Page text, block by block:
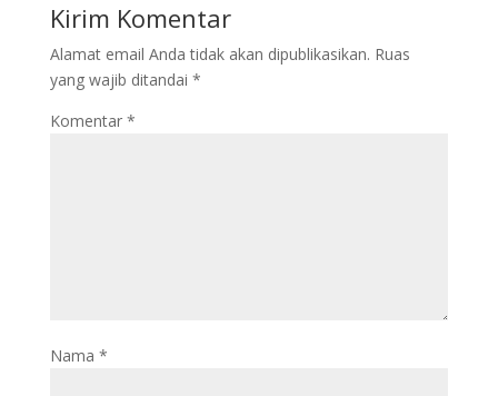
Kirim Komentar
Alamat email Anda tidak akan dipublikasikan. Ruas
yang wajib ditandai *
Komentar *
Nama *